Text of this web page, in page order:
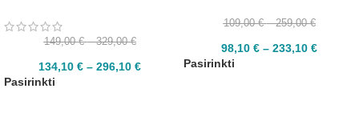
149,00€ – 329,00€
134,10 € – 296,10 €
Pasirinkti
109,00€ – 259,00€
98,10 € – 233,10 €
Pasirinkti